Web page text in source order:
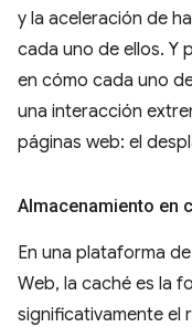
y la aceleración de
cada uno de ellos. Y
en cómo cada uno
una interacción
páginas web: el
Almacenamiento en
En una plataforma
Web, la caché es la
significativamente el